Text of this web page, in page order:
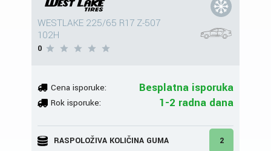
WESTLAKE 225/65 R17 Z-507
102H
0
Cena isporuke: Besplatna isporuka
Rok isporuke: 1-2 radna dana
RASPOLOŽIVA KOLIČINA GUMA 2